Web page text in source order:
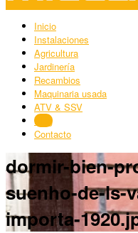
Inicio
Instalaciones
Agricultura
Jardinería
Recambios
Maquinaria usada
ATV & SSV
Blog
Contacto
dormir-bien-
suenho-de-ls-
importa-